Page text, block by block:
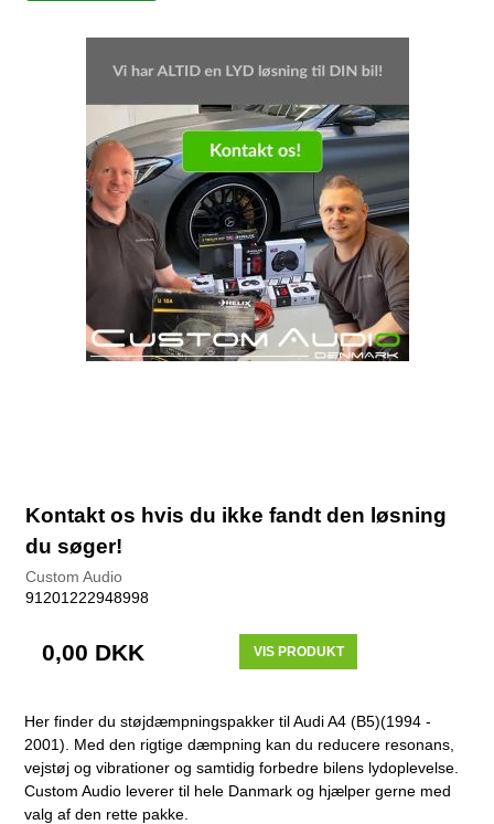
Kontakt os hvis du ikke fandt den løsning
du søger!
Custom Audio
91201222948998
0,00 DKK VIS PRODUKT
Her finder du støjdæmpningspakker til Audi A4 (B5)(1994 -
2001). Med den rigtige dæmpning kan du reducere resonans,
vejstøj og vibrationer og samtidig forbedre bilens lydoplevelse.
Custom Audio leverer til hele Danmark og hjælper gerne med
valg af den rette pakke.